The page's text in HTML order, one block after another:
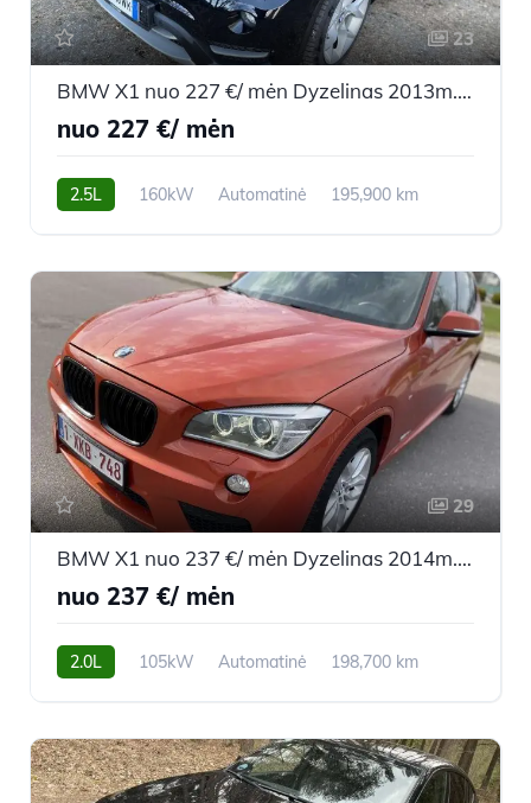
23
BMW X1 nuo 227 €/ mėn Dyzelinas 2013m. Visureigis Automatinė
nuo 227 €/ mėn
2.5L 160kW Automatinė
195,900 km
29
BMW X1 nuo 237 €/ mėn Dyzelinas 2014m. Visureigis Automatinė
nuo 237 €/ mėn
2.0L 105kW Automatinė
198,700 km